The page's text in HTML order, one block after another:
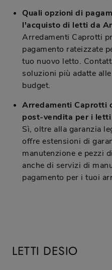
Quali opzioni di
l'acquisto di letti da
Arredamenti Caprotti
pagamento rateizzate
tuo nuovo letto.
soluzioni più adatte
budget.
Arredamenti Caprotti
post-vendita per i
Sì, oltre alla garanzia
offre estensioni di
manutenzione e pezzi
anche di servizi di
pagamento per i tuoi
LETTI DESIO